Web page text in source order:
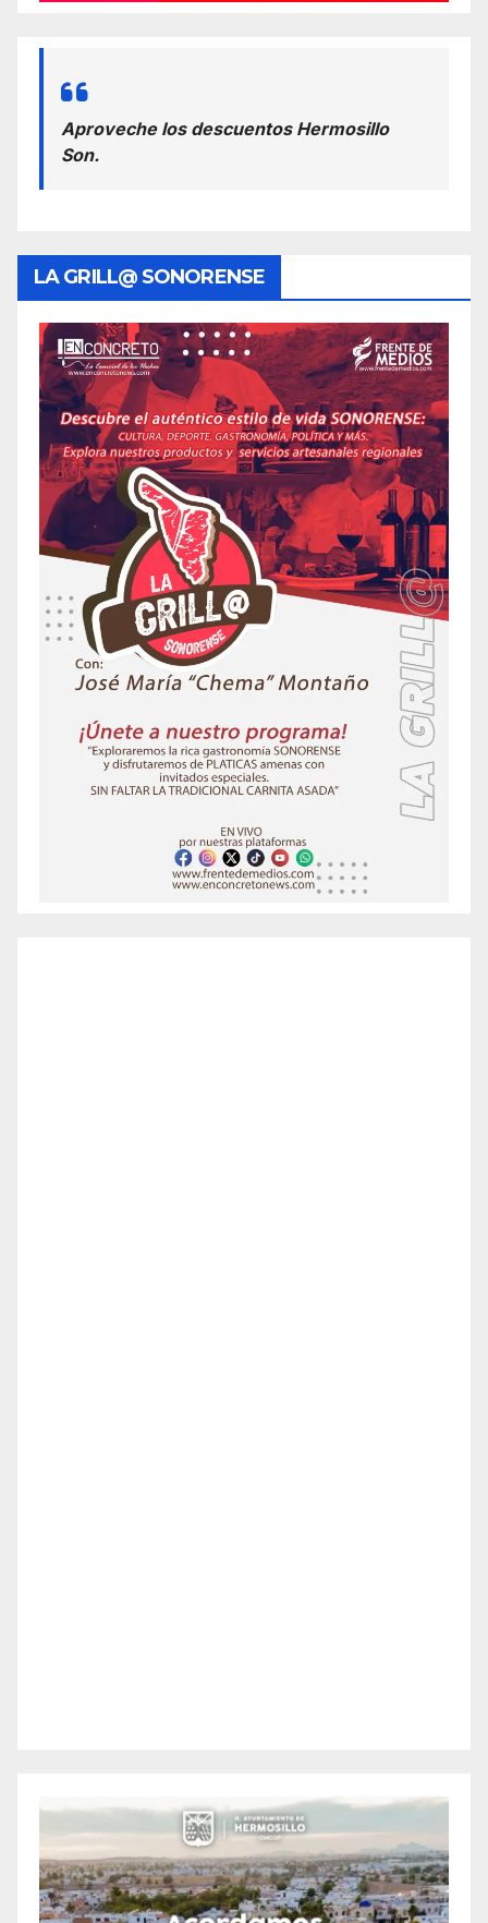
Aproveche los descuentos Hermosillo
Son.
LA GRILL@ SONORENSE